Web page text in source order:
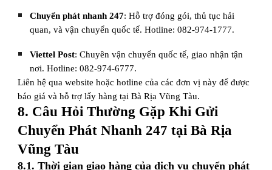
Chuyển phát nhanh 247: Hỗ trợ đóng gói, thủ tục hải
quan, và vận chuyển quốc tế. Hotline: 082-974-1777.
Viettel Post: Chuyên vận chuyển quốc tế, giao nhận tận
nơi. Hotline: 082-974-6777.
Liên hệ qua website hoặc hotline của các đơn vị này để được
báo giá và hỗ trợ lấy hàng tại Bà Rịa Vũng Tàu.
8. Câu Hỏi Thường Gặp Khi Gửi
Chuyển Phát Nhanh 247 tại Bà Rịa
Vũng Tàu
8.1. Thời gian giao hàng của dịch vụ chuyển phát